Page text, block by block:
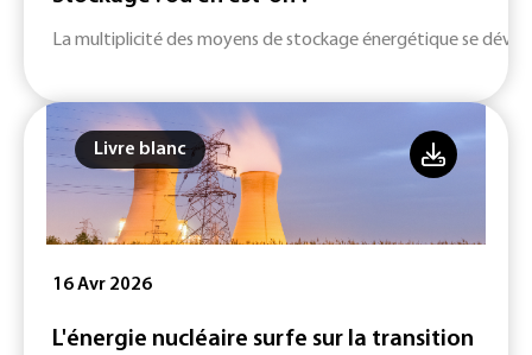
La multiplicité des moyens de stockage énergétique se
Livre blanc
16 Avr 2026
L'énergie nucléaire surfe sur la transition